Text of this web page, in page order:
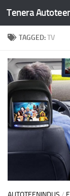
Skip to content
Tenera
TAGGED:TV